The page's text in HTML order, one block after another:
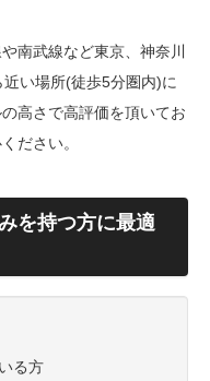
南武線など東京、神奈川
い場所(徒歩5分圏内)に
高さで高評価を頂いてお
ださい。
を持つ方に最適
る方